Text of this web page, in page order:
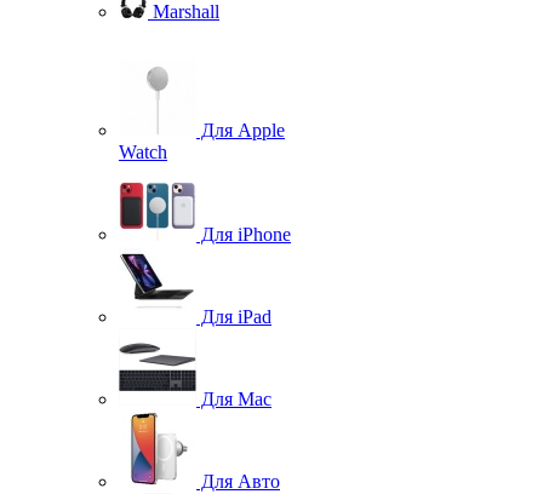
Marshall
Для Apple
Watch
Для iPhone
Для iPad
Для Mac
Для Авто